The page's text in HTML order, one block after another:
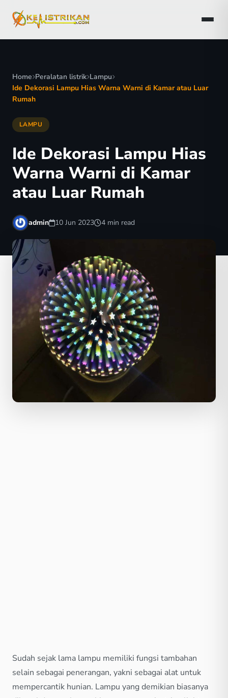
Home Peralatan listrik Lampu
Ide Dekorasi Lampu Hias Warna Warni di Kamar atau Luar
Rumah
LAMPU
Ide Dekorasi Lampu Hias
Warna Warni di Kamar
atau Luar Rumah
admin 10 Jun 2023 4 min read
Sudah sejak lama lampu memiliki fungsi tambahan
selain sebagai penerangan, yakni sebagai alat untuk
mempercantik hunian. Lampu yang demikian biasanya